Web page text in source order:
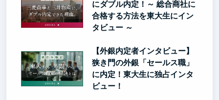
にダブル内定！～ 総合商社に
合格する方法を東大生にイン
タビュー ～
【外銀内定者インタビュー】
狭き門の外銀「セールス職」
に内定！東大生に独占インタ
ビュー！